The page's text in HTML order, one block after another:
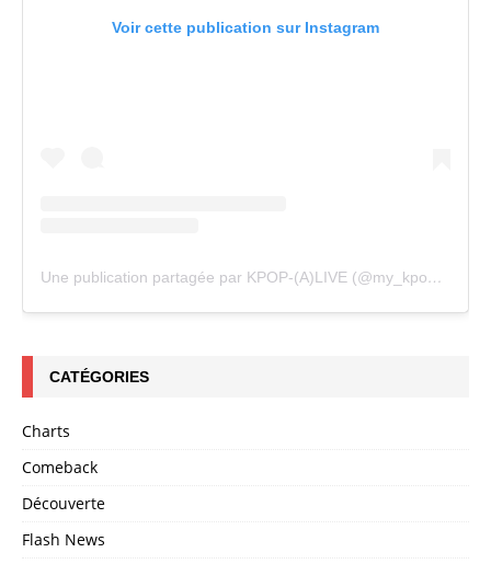
Voir cette publication sur Instagram
Une publication partagée par KPOP-(A)LIVE (@my_kpopalive)
CATÉGORIES
Charts
Comeback
Découverte
Flash News